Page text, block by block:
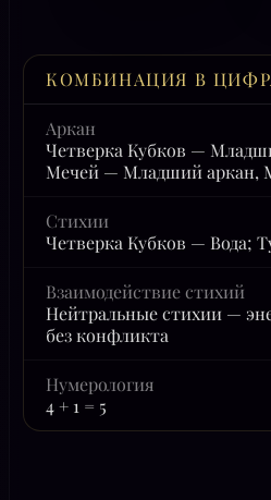
КОМБИНАЦИЯ В
Аркан
Четверка Кубков —
Мечей — Младший аркан,
Стихии
Четверка Кубков — Вода;
Взаимодействие стихий
Нейтральные стихии —
без конфликта
Нумерология
4 + 1 = 5